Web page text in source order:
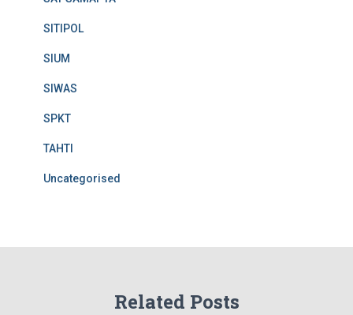
SITIPOL
SIUM
SIWAS
SPKT
TAHTI
Uncategorised
Related Posts